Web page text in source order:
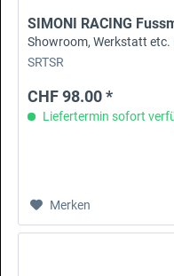
SIMONI RACING
Showroom, Werkstatt
SRTSR
CHF 98.00 *
Liefertermin sofort
Merken